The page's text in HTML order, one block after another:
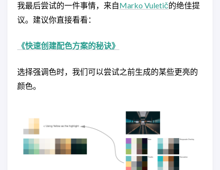
我最后尝试的一件事情，来自Marko Vuletič的绝佳提
议。建议你直接看看：
《快速创建配色方案的秘诀》
选择强调色时，我们可以尝试之前生成的某些更亮的
颜色。